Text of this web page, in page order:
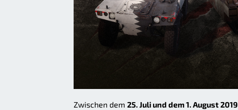
Zwischen dem 25. Juli und dem 1. August 2019